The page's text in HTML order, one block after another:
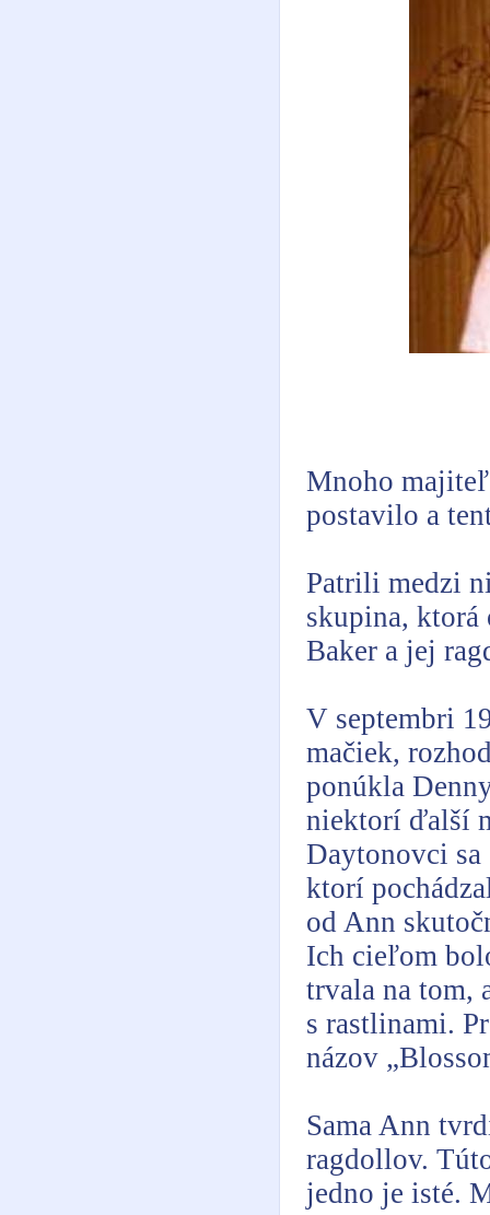
Mnoho
postavilo a
Patrili medzi
skupina,
Baker a jej
V septembri
mačiek,
ponúkla
niektorí ďalší
Daytonovci
ktorí
od Ann
Ich cieľom
trvala na tom,
s rastlinami.
názov
Sama Ann
ragdollov.
jedno je isté.